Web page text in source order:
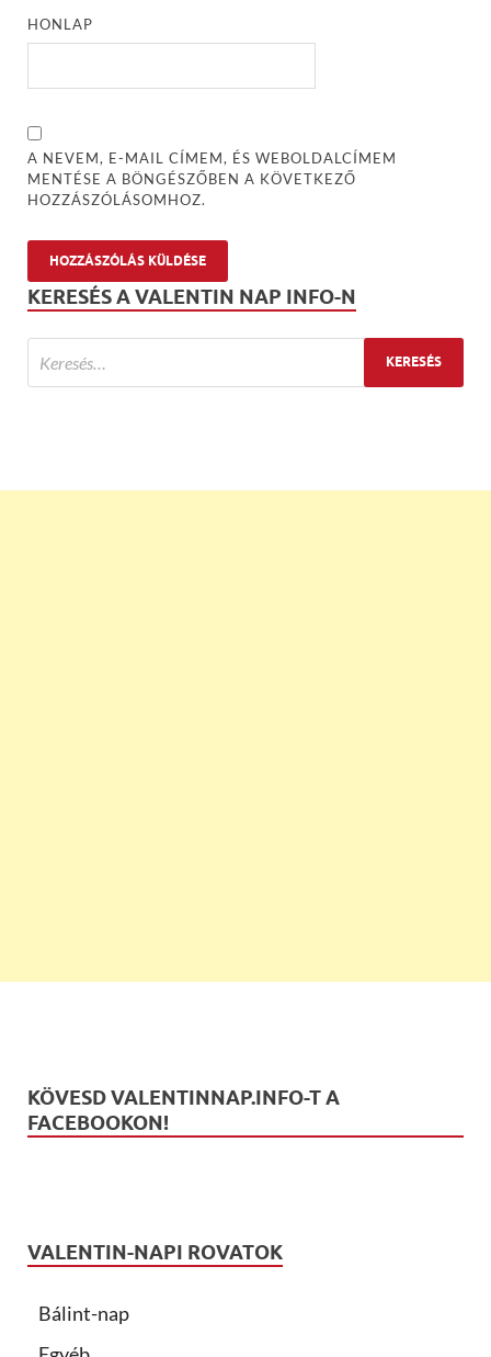
HONLAP
A NEVEM, E-MAIL CÍMEM, ÉS WEBOLDALCÍMEM
MENTÉSE A BÖNGÉSZŐBEN A KÖVETKEZŐ
HOZZÁSZÓLÁSOMHOZ.
KERESÉS A VALENTIN NAP INFO-N
KÖVESD VALENTINNAP.INFO-T A
FACEBOOKON!
VALENTIN-NAPI ROVATOK
Bálint-nap